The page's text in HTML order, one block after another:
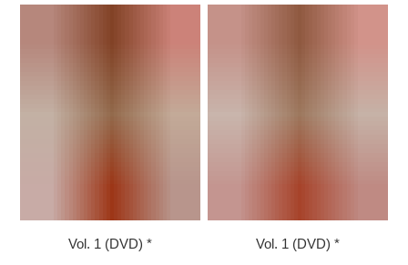
Vol. 1 (DVD) Vol. 1 (DVD)